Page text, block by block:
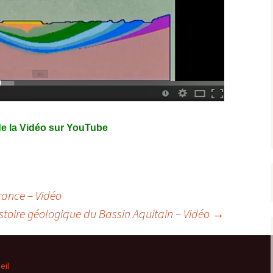
la Vidéo sur YouTube
– Vidéo
géologique du Bassin Aquitain – Vidéo →